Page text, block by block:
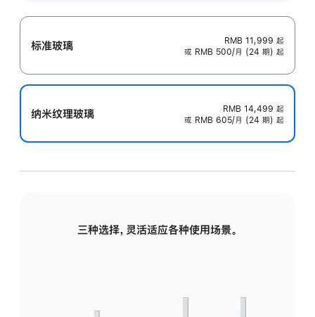
标准玻璃 RMB 11,999 起
或 RMB 500/月 (24 期) 起
纳米纹理玻璃 RMB 14,499 起
或 RMB 605/月 (24 期) 起
三种选择，灵活适应各种使用场景。